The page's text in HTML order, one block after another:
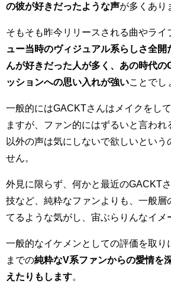
の彼が好きだったような声が多くあり
そもそも昨今リリースされる曲やライ
ュー当時のヴィジュアル系らしさ全
んが好きだった人が多く、あの時代
ッションへの思い入れが強いことでし
一般的にはGACKTさんはメイクをし
ますが、ファン的にはずるいと言われ
以外の声は気にしないで欲しいという
せん。
外見に限らず、何かと最近のGACKT
技など、純粋なファンよりも、一般層
てるような気がし、宙ぶらりんなイメ
一般的なイケメンとしての評価を取り
までの純粋なV系ファンからの愛情を
えたりもします。